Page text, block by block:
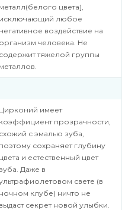
металл(белого цвета],
исключающий любое
негативное воздействие на
организм человека. Не
содержит тяжелой группы
металлов.
Цирконий имеет
коэффициент прозрачности,
схожий с эмалью зуба,
поэтому сохраняет глубину
цвета и естественный цвет
зуба. Даже в
свете (в
ночном клубе) ничто не
выдаст секрет новой улыбки.